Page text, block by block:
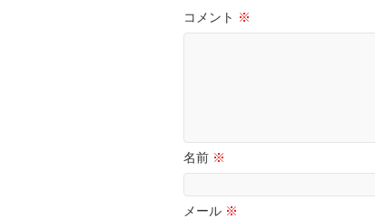
コメント ※
名前 ※
メール ※